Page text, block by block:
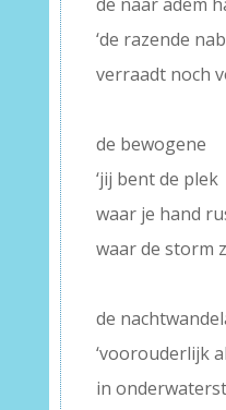
‘de razende
verraadt noch
de bewogene
‘jij bent de plek
waar je hand
waar de storm
de
‘voorouderlijk
in